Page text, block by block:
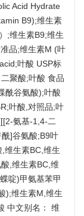
Acid Hydrate
B9);维生素
;维生素B9;维生
品;维生素M (叶
叶酸 USP标
聚酸;叶酸 食品
酰谷氨酸);叶酸
叶酸,对照品;叶
氨基-1,4-二
]谷氨酸;B9叶
维生素BC,维生
,维生素BC,维
啶)甲氨基苯甲
);维生素M,维生
中文别名： 维